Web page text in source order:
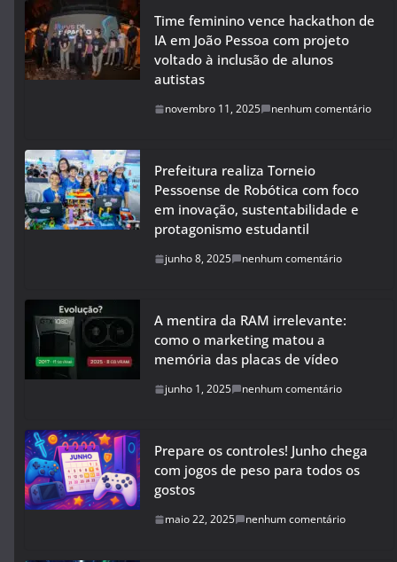
Time feminino vence hackathon de
IA em João Pessoa com projeto
voltado à inclusão de alunos
autistas
novembro 11, 2025 nenhum comentário
Prefeitura realiza Torneio
Pessoense de Robótica com foco
em inovação, sustentabilidade e
protagonismo estudantil
junho 8, 2025 nenhum comentário
A mentira da RAM irrelevante:
como o marketing matou a
memória das placas de vídeo
junho 1, 2025 nenhum comentário
Prepare os controles! Junho chega
com jogos de peso para todos os
gostos
maio 22, 2025 nenhum comentário